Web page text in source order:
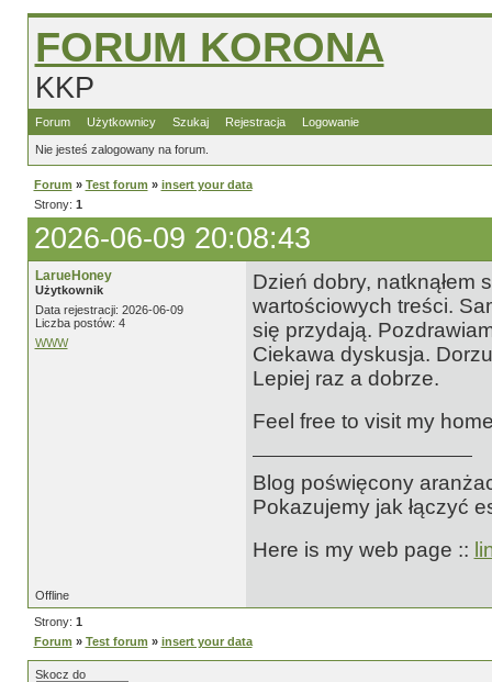
FORUM KORONA
KKP
Forum Użytkownicy Szukaj Rejestracja Logowanie
Nie jesteś zalogowany na forum.
Forum » Test forum » insert your data
Strony: 1
2026-06-09 20:08:43
LarueHoney
Użytkownik
Data rejestracji: 2026-06-09
Liczba postów: 4
WWW
Dzień dobry, natknąłem
wartościowych treści.
się przydają.
Ciekawa dyskusja.
Lepiej raz a dobrze.
Feel free to visit my
Blog poświęcony
Pokazujemy jak łączyć
Here is my web page ::
Offline
Strony: 1
Forum » Test forum » insert your data
Skocz do